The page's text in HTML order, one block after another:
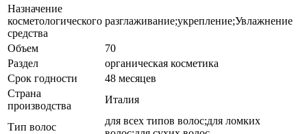
Назначение
косметологического
средства
разглаживание;укрепление;Увлажнение
Объем
70
Раздел
органическая косметика
Срок годности
48 месяцев
Страна
производства
Италия
Тип волос
для всех типов волос;для ломких